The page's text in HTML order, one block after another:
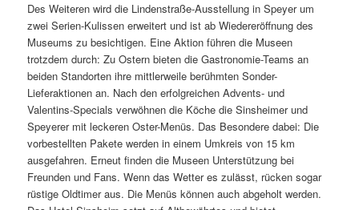
Des Weiteren wird die Lindenstraße-Ausstellung in Speyer um
zwei Serien-Kulissen erweitert und ist ab Wiedereröffnung des
Museums zu besichtigen. Eine Aktion führen die Museen
trotzdem durch: Zu Ostern bieten die Gastronomie-Teams an
beiden Standorten ihre mittlerweile berühmten Sonder-
Lieferaktionen an. Nach den erfolgreichen Advents- und
Valentins-Specials verwöhnen die Köche die Sinsheimer und
Speyerer mit leckeren Oster-Menüs. Das Besondere dabei: Die
vorbestellten Pakete werden in einem Umkreis von 15 km
ausgefahren. Erneut finden die Museen Unterstützung bei
Freunden und Fans. Wenn das Wetter es zulässt, rücken sogar
rüstige Oldtimer aus. Die Menüs können auch abgeholt werden.